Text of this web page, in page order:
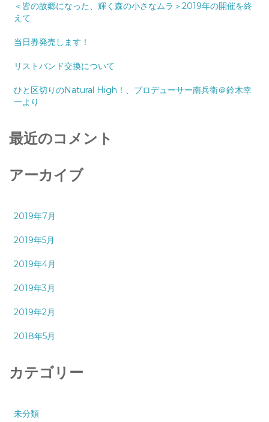
＜皆の故郷になった、輝く森の小さなムラ＞2019年の開催を終
えて
当日券発売します！
リストバンド交換について
ひと区切りのNatural High！、プロデューサー南兵衛＠鈴木幸
一より
最近のコメント
アーカイブ
2019年7月
2019年5月
2019年4月
2019年3月
2019年2月
2018年5月
カテゴリー
未分類